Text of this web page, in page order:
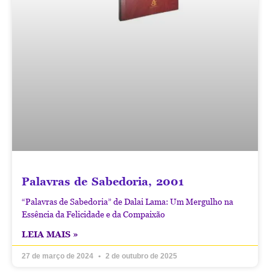
Palavras de Sabedoria, 2001
“Palavras de Sabedoria” de Dalai Lama: Um Mergulho na
Essência da Felicidade e da Compaixão
LEIA MAIS »
27 de março de 2024 2 de outubro de 2025